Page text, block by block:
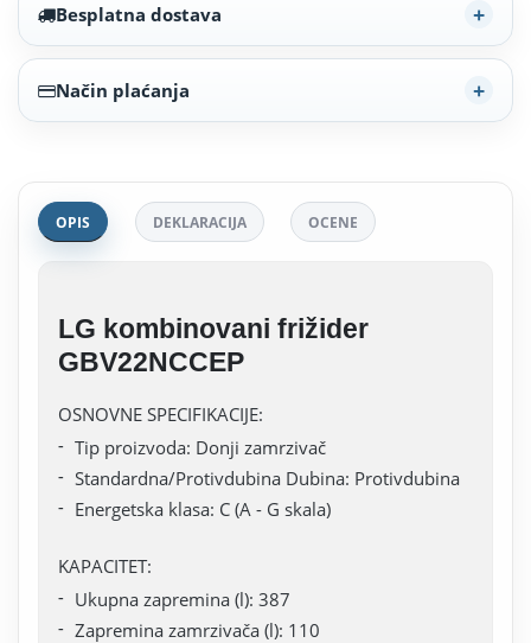
Besplatna dostava
Način plaćanja
OPIS DEKLARACIJA OCENE
LG kombinovani frižider
GBV22NCCEP
OSNOVNE SPECIFIKACIJE:
Tip proizvoda: Donji zamrzivač
Standardna/Protivdubina Dubina: Protivdubina
Energetska klasa: C (A - G skala)
KAPACITET:
Ukupna zapremina (l): 387
Zapremina zamrzivača (l): 110